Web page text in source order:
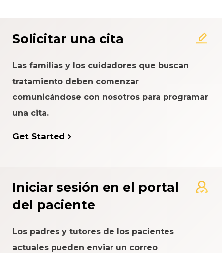
Solicitar una cita
Las familias y los cuidadores que buscan
tratamiento deben comenzar
comunicándose con nosotros para programar
una cita.
Get Started
Iniciar sesión en el portal
del paciente
Los padres y tutores de los pacientes
actuales pueden enviar un correo